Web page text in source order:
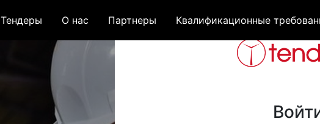
Тендеры О нас Партнеры Квалификационные